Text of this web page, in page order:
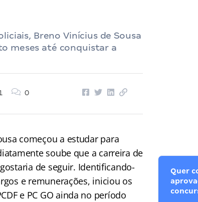
Breno Vinícius de Sousa
meses até conquistar a
0
começou a estudar para
soube que a carreira de
de seguir. Identificando-
e remunerações, iniciou os
e PC GO ainda no período
Quer